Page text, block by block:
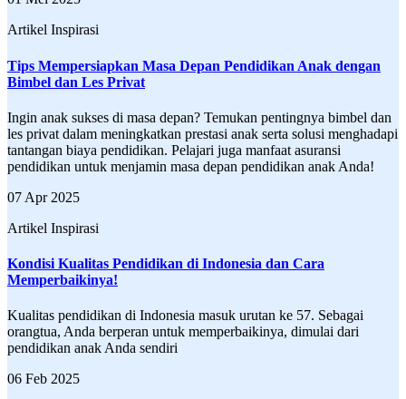
Artikel Inspirasi
Tips Mempersiapkan Masa Depan Pendidikan Anak dengan
Bimbel dan Les Privat
Ingin anak sukses di masa depan? Temukan pentingnya bimbel dan
les privat dalam meningkatkan prestasi anak serta solusi menghadapi
tantangan biaya pendidikan. Pelajari juga manfaat asuransi
pendidikan untuk menjamin masa depan pendidikan anak Anda!
07 Apr 2025
Artikel Inspirasi
Kondisi Kualitas Pendidikan di Indonesia dan Cara
Memperbaikinya!
Kualitas pendidikan di Indonesia masuk urutan ke 57. Sebagai
orangtua, Anda berperan untuk memperbaikinya, dimulai dari
pendidikan anak Anda sendiri
06 Feb 2025